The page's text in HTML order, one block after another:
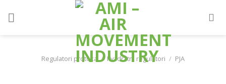
Regulatori protoka / Kvadratni regulatori / PJA